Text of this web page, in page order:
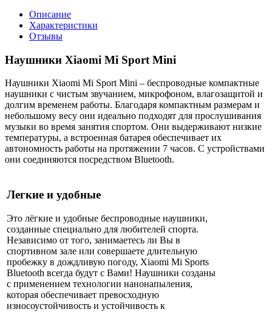
Описание
Характеристики
Отзывы
Наушники Xiaomi Mi Sport Mini
Наушники Xiaomi Mi Sport Mini – беспроводные компактные
наушники с чистым звучанием, микрофоном, влагозащитой и
долгим временем работы. Благодаря компактным размерам и
небольшому весу они идеально подходят для прослушивания
музыки во время занятия спортом. Они выдерживают низкие
температуры, а встроенная батарея обеспечивает их
автономность работы на протяжении 7 часов. С устройствами
они соединяются посредством Bluetooth.
Легкие и удобные
Это лёгкие и удобные беспроводные наушники,
созданные специально для любителей спорта.
Независимо от того, занимаетесь ли Вы в
спортивном зале или совершаете длительную
пробежку в дождливую погоду, Xiaomi Mi Sports
Bluetooth всегда будут с Вами! Наушники созданы
с применением технологии нанонапыления,
которая обеспечивает превосходную
износоустойчивость и устойчивость к